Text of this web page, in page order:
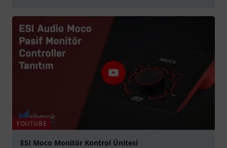
YOUTUBE
ESI Moco Monitör Kontrol Ünitesi